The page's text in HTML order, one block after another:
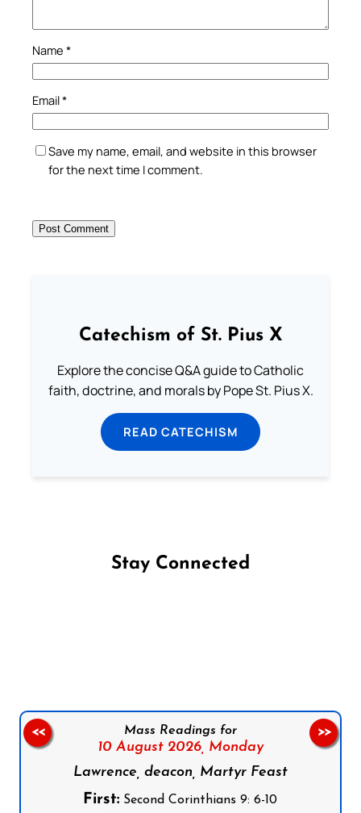
Name *
Email*
Save my name, email, and website in this browser
for the next time I comment.
Catechism of St. Pius X
Explore the concise Q&A guide to Catholic
faith, doctrine, and morals by Pope St. Pius X.
READ CATECHISM
Stay Connected
Mass Readings for
10 August 2026, Monday
Lawrence, deacon, Martyr Feast
First: Second Corinthians 9: 6-10
<< >>